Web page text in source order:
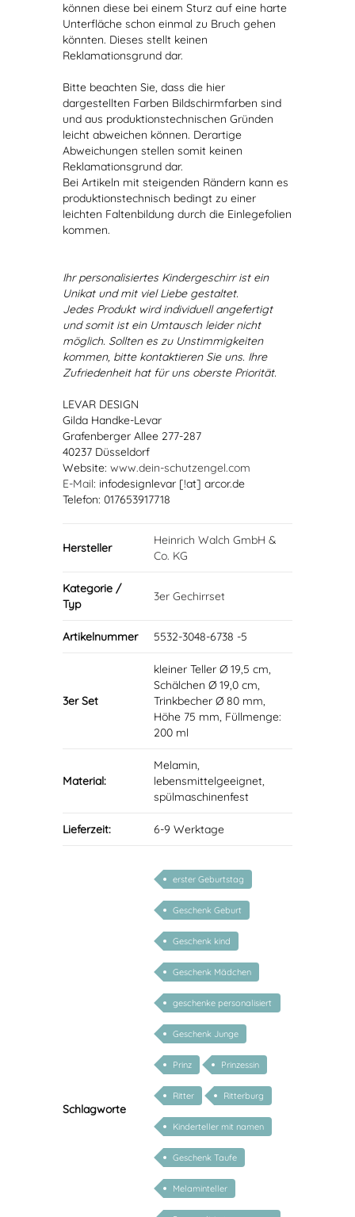
können diese bei einem Sturz auf eine harte
Unterfläche schon einmal zu Bruch gehen
könnten. Dieses stellt keinen
Reklamationsgrund dar.
Bitte beachten Sie, dass die hier
dargestellten Farben Bildschirmfarben sind
und aus produktionstechnischen Gründen
leicht abweichen können. Derartige
Abweichungen stellen somit keinen
Reklamationsgrund dar.
Bei Artikeln mit steigenden Rändern kann es
produktionstechnisch bedingt zu einer
leichten Faltenbildung durch die Einlegefolien
kommen.
Ihr personalisiertes Kindergeschirr ist ein
Unikat und mit viel Liebe gestaltet.
Jedes Produkt wird individuell angefertigt
und somit ist ein Umtausch leider nicht
möglich. Sollten es zu Unstimmigkeiten
kommen, bitte kontaktieren Sie uns. Ihre
Zufriedenheit hat für uns oberste Priorität.
LEVAR DESIGN
Gilda Handke-Levar
Grafenberger Allee 277-287
40237 Düsseldorf
Website: www.dein-schutzengel.com
E-Mail: infodesignlevar [!at] arcor.de
Telefon: 017653917718
Hersteller
Heinrich Walch GmbH &
Co. KG
Kategorie /
Typ
3er Gechirrset
Artikelnummer 5532-3048-6738 -5
3er Set
kleiner Teller Ø 19,5 cm,
Schälchen Ø 19,0 cm,
Trinkbecher Ø 80 mm,
Höhe 75 mm, Füllmenge:
200 ml
Material:
Melamin,
lebensmittelgeeignet,
spülmaschinenfest
Lieferzeit: 6-9 Werktage
Schlagworte
erster Geburtstag
Geschenk Geburt
Geschenk kind
Geschenk Mädchen
geschenke personalisiert
kinder
Geschenk Junge
Prinz Prinzessin
Ritter Ritterburg
Kinderteller mit namen
Geschenk Taufe
Melaminteller